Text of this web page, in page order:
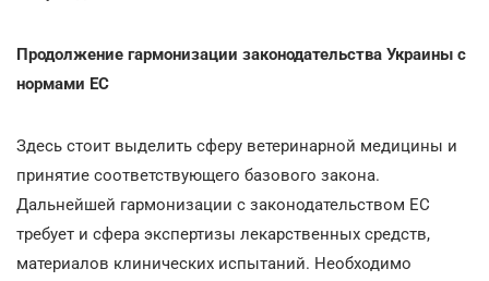
Продолжение гармонизации законодательства Украины с
нормами ЕС
Здесь стоит выделить сферу ветеринарной медицины и
принятие соответствующего базового закона.
Дальнейшей гармонизации с законодательством ЕС
требует и сфера экспертизы лекарственных средств,
материалов клинических испытаний. Необходимо